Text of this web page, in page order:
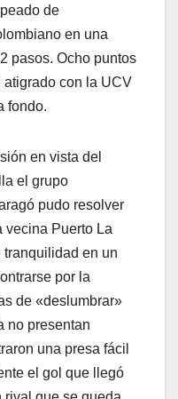
de
en una
pasos. Ocho puntos
con la UCV
fondo.
en vista del
el grupo
pudo resolver
vecina Puerto La
en un
por la
de «deslumbrar»
no presentan
una presa fácil
el gol que llegó